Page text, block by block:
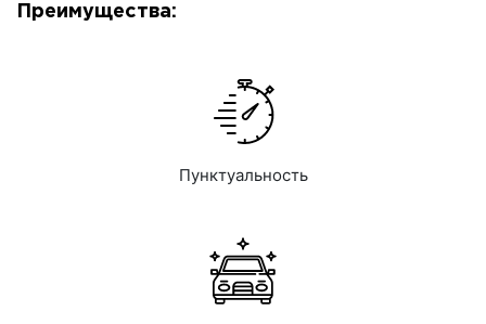
Преимущества:
Пунктуальность